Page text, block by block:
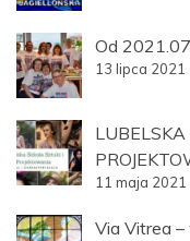
Od
13 lipca 2021
11 maja 2021
Via Vitrea